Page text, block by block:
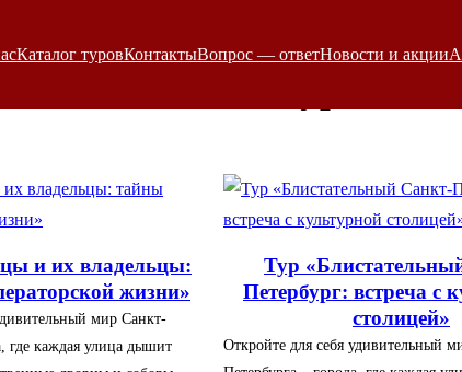
Каталог туровКонтактыВопрос — ответНовости и акции
и их владельцы:
жизни»
мир Санкт-
где каждая улица дышит
Тур
Петербург: встреча с
столицей»
Откройте для себя удивительный